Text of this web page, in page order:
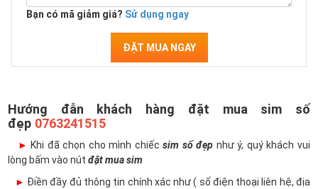
Bạn có mã giảm giá? Sử dụng ngay
ĐẶT MUA NGAY
Hướng đẫn khách hàng đặt mua sim số
đẹp 0763241515
► Khi đã chọn cho mình chiếcsim số đẹp như ý, quý khách vui
lòng bấm vào nút đặt mua sim
► Điền đầy đủ thông tin chính xác như ( số điện thoại liên hệ, địa